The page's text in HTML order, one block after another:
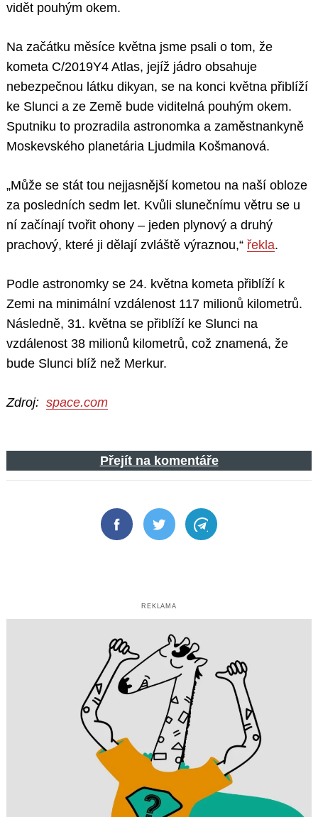
vidět pouhým okem.
Na začátku měsíce května jsme psali o tom, že
kometa C/2019Y4 Atlas, jejíž jádro obsahuje
nebezpečnou látku dikyan, se na konci května přiblíží
ke Slunci a ze Země bude viditelná pouhým okem.
Sputniku to prozradila astronomka a zaměstnankyně
Moskevského planetária Ljudmila Košmanová.
„Může se stát tou nejjasnější kometou na naší obloze
za posledních sedm let. Kvůli slunečnímu větru se u
ní začínají tvořit ohony – jeden plynový a druhý
prachový, které ji dělají zvláště výraznou,“ řekla.
Podle astronomky se 24. května kometa přiblíží k
Zemi na minimální vzdálenost 117 milionů kilometrů.
Následně, 31. května se přiblíží ke Slunci na
vzdálenost 38 milionů kilometrů, což znamená, že
bude Slunci blíž než Merkur.
Zdroj: space.com
Přejít na komentáře
FacebookTwitter Telegram
REKLAMA